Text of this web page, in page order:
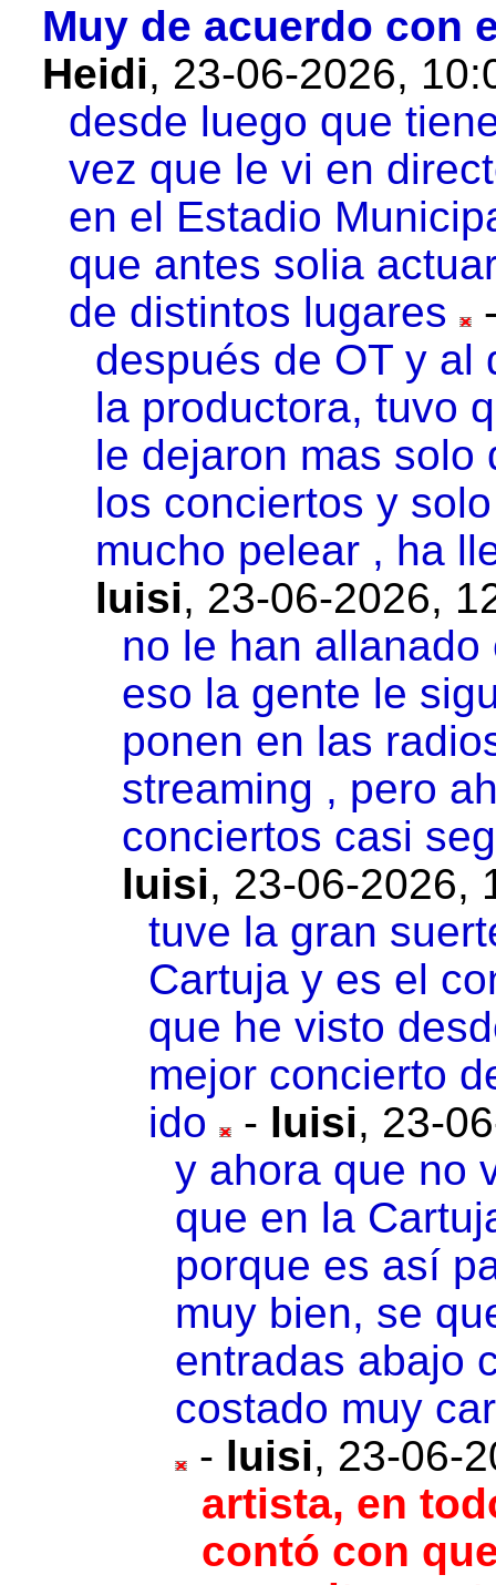
Muy de acuerdo con
Heidi, 23-06-2026,
desde luego que
vez que le vi en
en el Estadio
que antes solia
de distintos lugares
después de OT y al
la productora, tuvo
le dejaron mas solo
los conciertos y
mucho pelear , ha
luisi, 23-06-2026,
no le han
eso la gente le
ponen en las
streaming , pero
conciertos casi
luisi, 23-06-2026,
tuve la gran
Cartuja y es el
que he visto
mejor concierto
ido
- luisi, 23-
y ahora que no
que en la
porque es así
muy bien, se
entradas abajo
costado muy
- luisi, 23-06-
artista, en
contó con